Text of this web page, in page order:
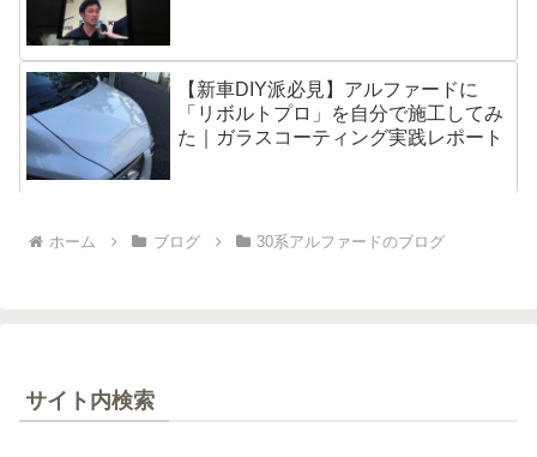
【新車DIY派必見】アルファードに
「リボルトプロ」を自分で施工してみ
た｜ガラスコーティング実践レポート
ホーム ブログ 30系アルファードのブログ
サイト内検索